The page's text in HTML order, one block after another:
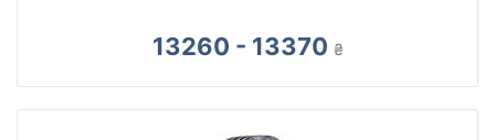
13260 - 13370 ₴